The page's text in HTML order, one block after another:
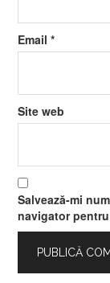
Email*
Site web
Salvează-mi
navigator